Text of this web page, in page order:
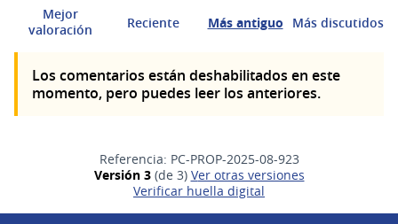
Mejor
valoración
Reciente Más antiguo Más discutidos
Los comentarios están deshabilitados en este
momento, pero puedes leer los anteriores.
Referencia: PC-PROP-2025-08-923
Versión 3(de 3)
ver otras versiones
Verificar huella digital